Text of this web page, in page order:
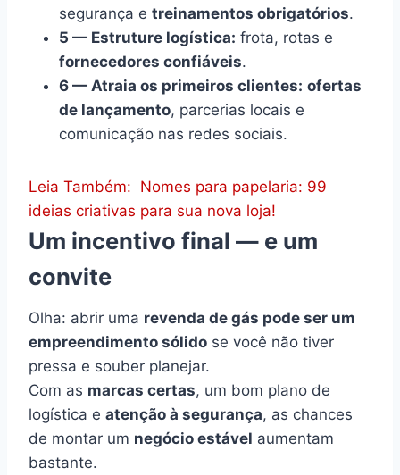
segurança e treinamentos obrigatórios.
5 — Estruture logística: frota, rotas e
fornecedores confiáveis.
6 — Atraia os primeiros clientes: ofertas
de lançamento, parcerias locais e
comunicação nas redes sociais.
Leia Também: Nomes para papelaria: 99
ideias criativas para sua nova loja!
Um incentivo final — e um
convite
Olha: abrir uma revenda de gás pode ser um
empreendimento sólido se você não tiver
pressa e souber planejar.
Com as marcas certas, um bom plano de
logística e atenção à segurança, as chances
de montar um negócio estável aumentam
bastante.